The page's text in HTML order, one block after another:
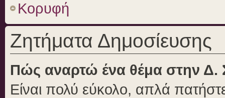
Κορυφή
Ζητήματα Δημοσίευσης
Πώς αναρτώ ένα θέμα στην Δ.
Είναι πολύ εύκολο, απλά